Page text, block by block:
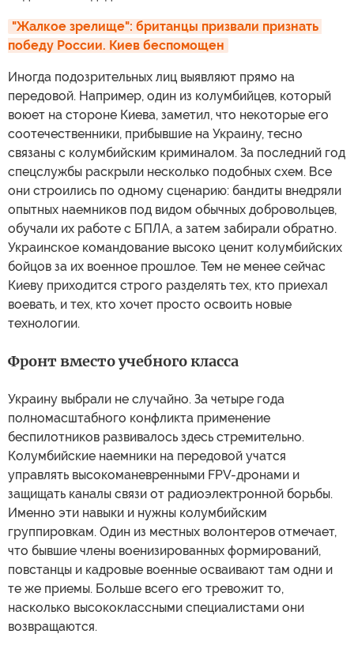
"Жалкое зрелище": британцы призвали признать
победу России. Киев беспомощен
Иногда подозрительных лиц выявляют прямо на
передовой. Например, один из колумбийцев, который
воюет на стороне Киева, заметил, что некоторые его
соотечественники, прибывшие на Украину, тесно
связаны с колумбийским криминалом. За последний год
спецслужбы раскрыли несколько подобных схем. Все
они строились по одному сценарию: бандиты внедряли
опытных наемников под видом обычных добровольцев,
обучали их работе с БПЛА, а затем забирали обратно.
Украинское командование высоко ценит колумбийских
бойцов за их военное прошлое. Тем не менее сейчас
Киеву приходится строго разделять тех, кто приехал
воевать, и тех, кто хочет просто освоить новые
технологии.
Фронт вместо учебного класса
Украину выбрали не случайно. За четыре года
полномасштабного конфликта применение
беспилотников развивалось здесь стремительно.
Колумбийские наемники на передовой учатся
управлять высокоманевренными FPV-дронами и
защищать каналы связи от радиоэлектронной борьбы.
Именно эти навыки и нужны колумбийским
группировкам. Один из местных волонтеров отмечает,
что бывшие члены военизированных формирований,
повстанцы и кадровые военные осваивают там одни и
те же приемы. Больше всего его тревожит то,
насколько высококлассными специалистами они
возвращаются.